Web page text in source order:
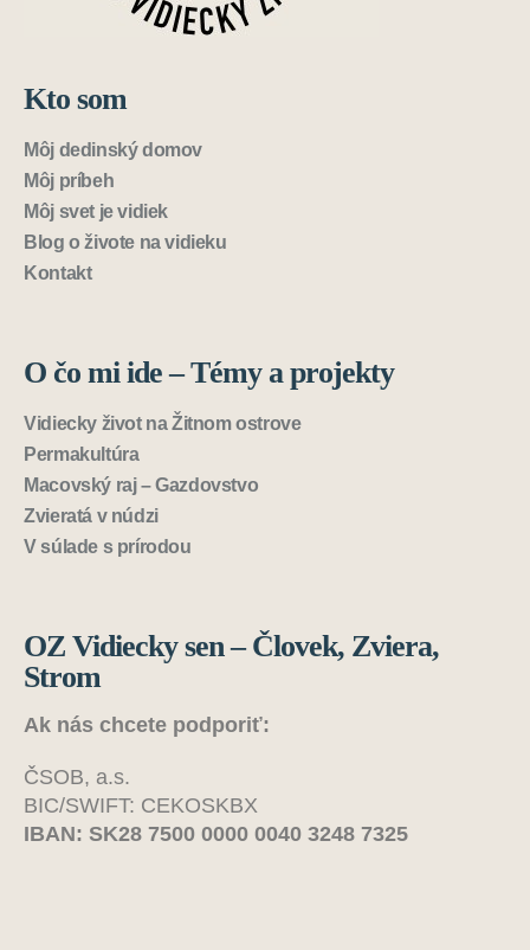
Kto som
Môj dedinský domov
Môj príbeh
Môj svet je vidiek
Blog o živote na vidieku
Kontakt
O čo mi ide – Témy a projekty
Vidiecky život na Žitnom ostrove
Permakultúra
Macovský raj – Gazdovstvo
Zvieratá v núdzi
V súlade s prírodou
OZ Vidiecky sen – Človek, Zviera,
Strom
Ak nás chcete podporiť:
ČSOB, a.s.
BIC/SWIFT: CEKOSKBX
IBAN: SK28 7500 0000 0040 3248 7325